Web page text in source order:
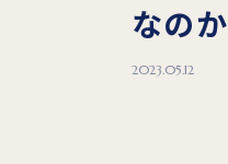
なのか
2023.05.12